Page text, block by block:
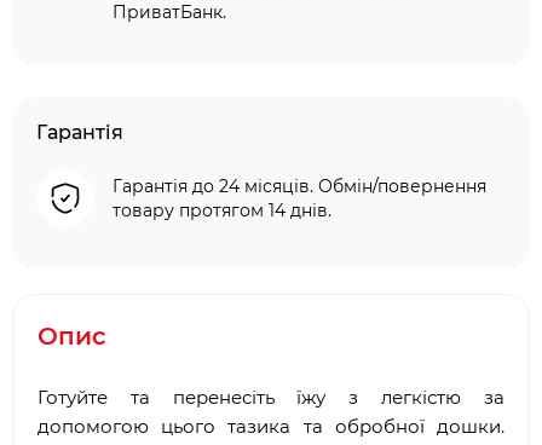
ПриватБанк.
Гарантія
Гарантія до 24 місяців. Обмін/повернення
товару протягом 14 днів.
Опис
Готуйте та перенесіть їжу з легкістю за
допомогою цього тазика та обробної дошки.